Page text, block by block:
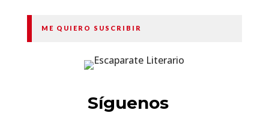
ME QUIERO SUSCRIBIR
Síguenos